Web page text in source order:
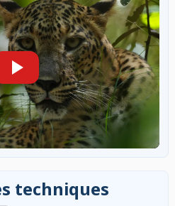
techniques